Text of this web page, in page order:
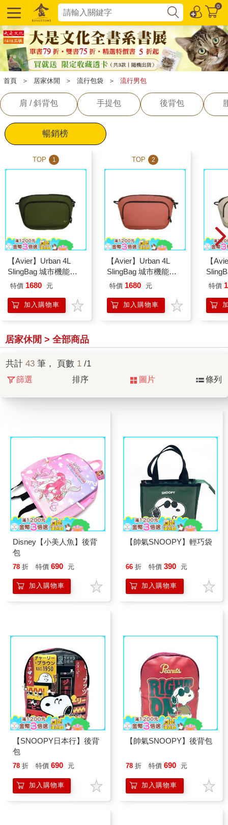
0
首頁 ＞ 居家休閒 ＞ 流行包袋 ＞ 流行男包
肩 / 斜背包 手提包 後背包
暢銷榜
TOP 1
【Avier】Urban 4L
SlingBag 城市機能斜
背包(森林綠)
特價 1680 元
加入購物車
TOP 2
【Avier】Urban 4L
SlingBag 城市機能斜
背包(焰日橘)
特價 1680 元
加入購物車
【
背包(
特價
居家休閒 > 全部商品
共計 43 筆， 頁數 1 /1
篩選 排序 圖片 條列
Disney【小美人魚】後背
包
78 折 特價 690 元
加入購物車
【帥氣SNOOPY】輕巧袋
66 折 特價 390 元
加入購物車
【SNOOPY日本行】後背
包
78 折 特價 690 元
加入購物車
【帥氣SNOOPY】後背包
78 折 特價 690 元
加入購物車